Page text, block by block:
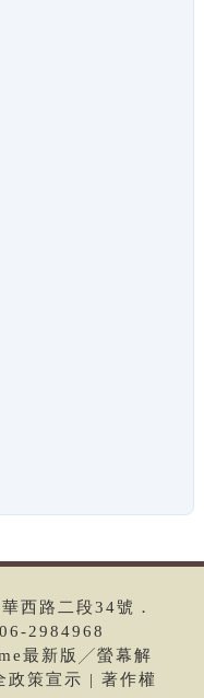
西路二段34號．
2984968
最新版╱螢幕解
政策宣示 | 著作權